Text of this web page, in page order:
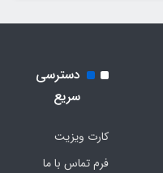
دسترسی
سریع
کارت ویزیت
فرم تماس با ما